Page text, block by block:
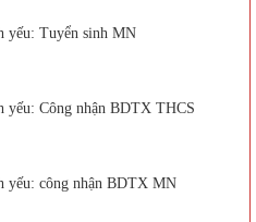
yếu: Tuyển sinh MN
yếu: Công nhận BDTX THCS
yếu: công nhận BDTX MN